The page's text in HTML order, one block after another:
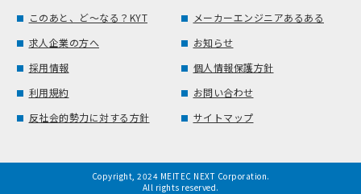
このあと、ど～なる？KYT
メーカーエンジニアあるある
求人企業の方へ
お知らせ
採用情報
個人情報保護方針
利用規約
お問い合わせ
反社会的勢力に対する方針
サイトマップ
Copyright, 2024 MEITEC NEXT Corporation.
All rights reserved.